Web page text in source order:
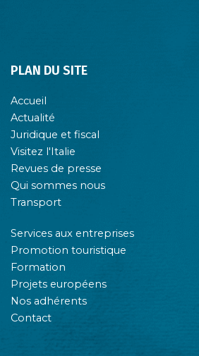
PLAN DU SITE
Accueil
Actualité
Juridique et fiscal
Visitez l'Italie
Revues de presse
Qui sommes nous
Transport
Services aux entreprises
Promotion touristique
Formation
Projets européens
Nos adhérents
Contact